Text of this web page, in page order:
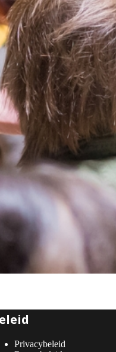
Privacybeleid